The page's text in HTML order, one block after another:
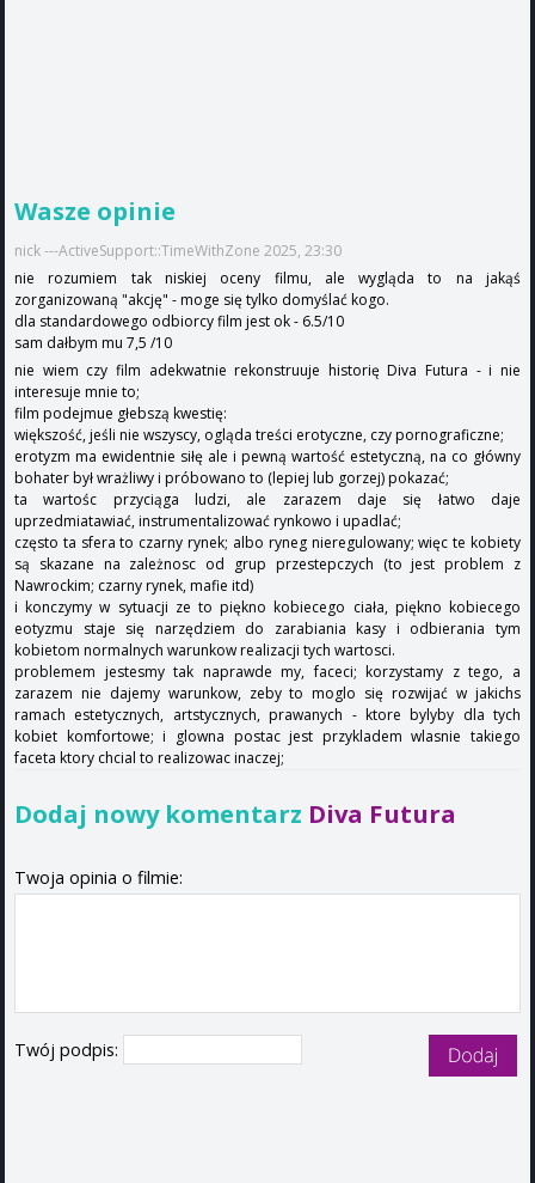
Wasze opinie
nick ---ActiveSupport::TimeWithZone 2025, 23:30
nie rozumiem tak niskiej oceny filmu, ale wygląda to na jakąś
zorganizowaną "akcję" - moge się tylko domyślać kogo.
dla standardowego odbiorcy film jest ok - 6.5/10
sam dałbym mu 7,5 /10
nie wiem czy film adekwatnie rekonstruuje historię Diva Futura - i nie
interesuje mnie to;
film podejmue głebszą kwestię:
większość, jeśli nie wszyscy, ogląda treści erotyczne, czy pornograficzne;
erotyzm ma ewidentnie siłę ale i pewną wartość estetyczną, na co główny
bohater był wrażliwy i próbowano to (lepiej lub gorzej) pokazać;
ta wartośc przyciąga ludzi, ale zarazem daje się łatwo daje
uprzedmiatawiać, instrumentalizować rynkowo i upadlać;
często ta sfera to czarny rynek; albo ryneg nieregulowany; więc te kobiety
są skazane na zależnosc od grup przestepczych (to jest problem z
Nawrockim; czarny rynek, mafie itd)
i konczymy w sytuacji ze to piękno kobiecego ciała, piękno kobiecego
eotyzmu staje się narzędziem do zarabiania kasy i odbierania tym
kobietom normalnych warunkow realizacji tych wartosci.
problemem jestesmy tak naprawde my, faceci; korzystamy z tego, a
zarazem nie dajemy warunkow, zeby to moglo się rozwijać w jakichs
ramach estetycznych, artstycznych, prawanych - ktore bylyby dla tych
kobiet komfortowe; i glowna postac jest przykladem wlasnie takiego
faceta ktory chcial to realizowac inaczej;
Dodaj nowy komentarz Diva Futura
Twoja opinia o filmie:
Twój podpis: